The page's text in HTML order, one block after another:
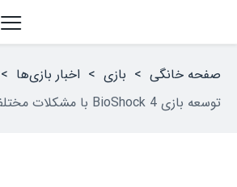
صفحه خانگی > بازی > اخبار بازی‌ها >
توسعه بازی BioShock 4 با مشکلات مختلف مواجه شده است